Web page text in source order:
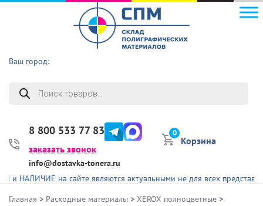
Ваш город:
Поиск
товаров
8 800 533 77 83
заказать звонок
info@dostavka-tonera.ru
0
Корзина
на сайте являются актуальными не для всех
Главная > Расходные материалы > XEROX полноцветные >